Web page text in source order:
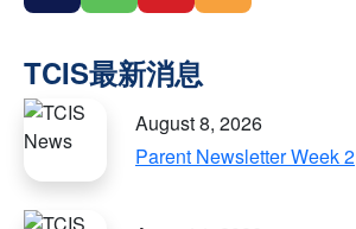
August 8, 2026
Parent Newsletter Week 2